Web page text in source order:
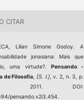
CITAR
Lilian Simone Godoy. A
jonasiana: Mais que
uma virtude?. Pensando -
de Filosofia,[S. l.], v. 2, n. 3, p.
2011. DOI:
pensando.v2i3.454.